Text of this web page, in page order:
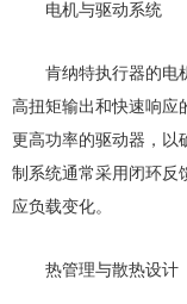
电机与驱动系统
肯纳特执行器的电
高扭矩输出和快速响应
更高功率的驱动器，以
制系统通常采用闭环反
应负载变化。
热管理与散热设计